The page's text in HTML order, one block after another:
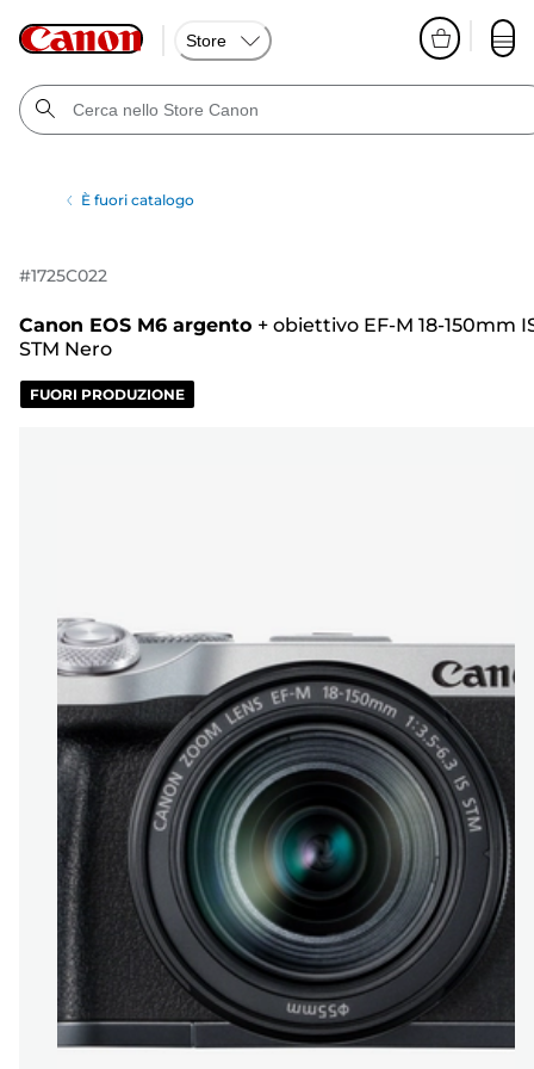
Store
È fuori catalogo
#1725C022
Canon EOS M6 argento + obiettivo EF-M 18-150mm
STM Nero
FUORI PRODUZIONE